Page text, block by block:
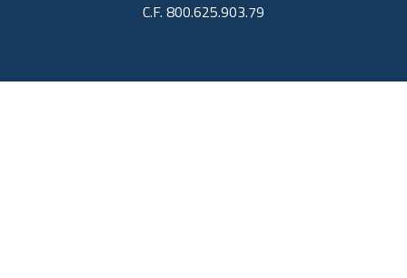
C.F. 800.625.903.79